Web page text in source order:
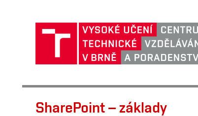
SharePoint – základy